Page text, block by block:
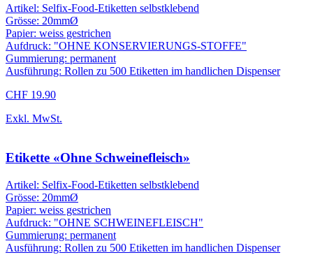
Artikel: Selfix-Food-Etiketten selbstklebend
Grösse: 20mmØ
Papier: weiss gestrichen
Aufdruck: "OHNE KONSERVIERUNGS-STOFFE"
Gummierung: permanent
Ausführung: Rollen zu 500 Etiketten im handlichen Dispenser
CHF 19.90
Exkl. MwSt.
Etikette «Ohne Schweinefleisch»
Artikel: Selfix-Food-Etiketten selbstklebend
Grösse: 20mmØ
Papier: weiss gestrichen
Aufdruck: "OHNE SCHWEINEFLEISCH"
Gummierung: permanent
Ausführung: Rollen zu 500 Etiketten im handlichen Dispenser